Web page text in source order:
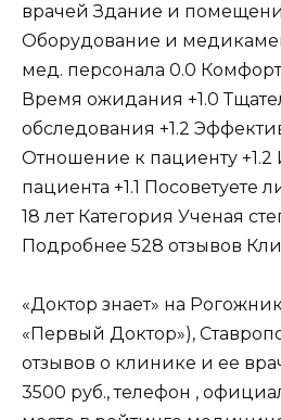
врачей Здание и
Оборудование и
мед. персонала 0.0
Время ожидания +1.0
обследования +1.2
Отношение к пациенту
пациента +1.1 Посоветуете
18 лет Категория Ученая
Подробнее 528 отзывов
«Доктор знает» на
«Первый Доктор»),
отзывов о клинике и ее
3500 руб.,телефон ,